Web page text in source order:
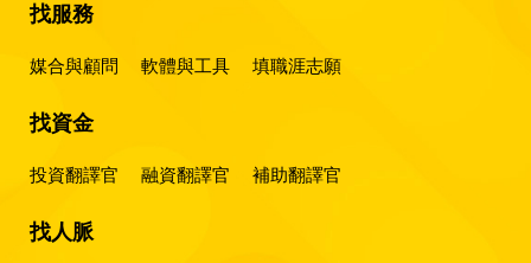
找服務
媒合與顧問 軟體與工具 填職涯志願
找資金
投資翻譯官 融資翻譯官 補助翻譯官
找人脈